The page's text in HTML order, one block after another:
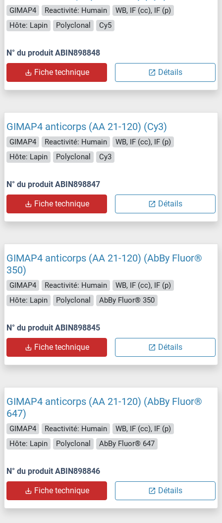
GIMAP4 Reactivité: Humain
WB, IF (cc), IF (p)
Hôte: Lapin
Polyclonal Cy5
N° du produit ABIN898848
Fiche technique Détails
GIMAP4 anticorps (AA 21-120) (Cy3)
GIMAP4 Reactivité: Humain
WB, IF (cc), IF (p)
Hôte: Lapin
Polyclonal Cy3
N° du produit ABIN898847
Fiche technique Détails
GIMAP4 anticorps (AA 21-120) (AbBy Fluor®
350)
GIMAP4 Reactivité: Humain
WB, IF (cc), IF (p)
Hôte: Lapin
Polyclonal AbBy Fluor® 350
N° du produit ABIN898845
Fiche technique Détails
GIMAP4 anticorps (AA 21-120) (AbBy Fluor®
647)
GIMAP4 Reactivité: Humain
WB, IF (cc), IF (p)
Hôte: Lapin
Polyclonal AbBy Fluor® 647
N° du produit ABIN898846
Fiche technique Détails